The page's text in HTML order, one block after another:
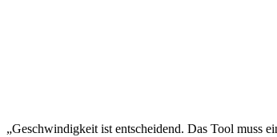
„Geschwindigkeit ist entscheidend. Das Tool muss